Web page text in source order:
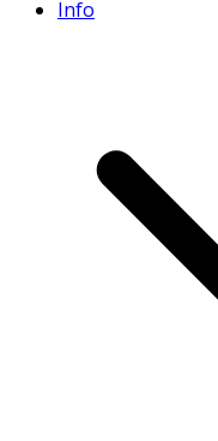
Info